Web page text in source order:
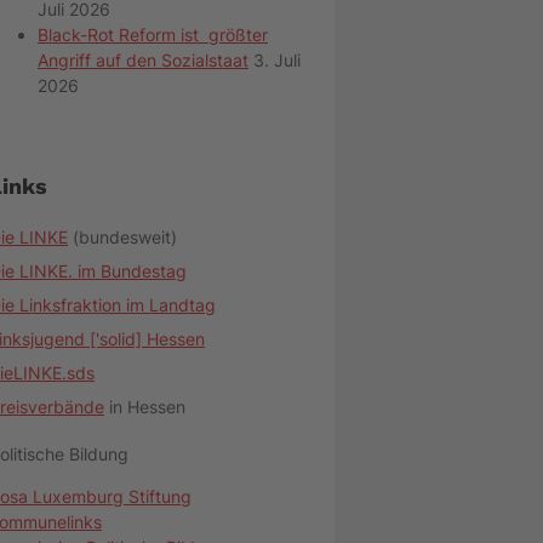
Juli 2026
Black-Rot Reform ist größter
Angriff auf den Sozialstaat 3. Juli
2026
LINKE (bundesweit)
LINKE. im Bundestag
Linksfraktion im Landtag
['solid] Hessen
in Hessen
Bildung
Luxemburg Stiftung